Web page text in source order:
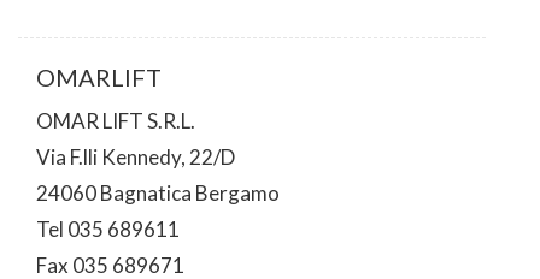
OMARLIFT
OMAR LIFT S.R.L.
Via F.lli Kennedy, 22/D
24060 Bagnatica Bergamo
Tel 035 689611
Fax 035 689671